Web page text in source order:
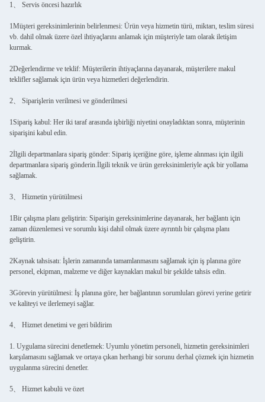
1、 Servis öncesi hazırlık
1Müşteri gereksinimlerinin belirlenmesi: Ürün veya hizmetin türü, miktarı, teslim süresi
vb. dahil olmak üzere özel ihtiyaçlarını anlamak için müşteriyle tam olarak iletişim
kurmak.
2Değerlendirme ve teklif: Müşterilerin ihtiyaçlarına dayanarak, müşterilere makul
teklifler sağlamak için ürün veya hizmetleri değerlendirin.
2、 Siparişlerin verilmesi ve gönderilmesi
1Sipariş kabul: Her iki taraf arasında işbirliği niyetini onayladıktan sonra, müşterinin
siparişini kabul edin.
2İlgili departmanlara sipariş gönder: Sipariş içeriğine göre, işleme alınması için ilgili
departmanlara sipariş gönderin.İlgili teknik ve ürün gereksinimleriyle açık bir yollama
sağlamak.
3、 Hizmetin yürütülmesi
1Bir çalışma planı geliştirin: Siparişin gereksinimlerine dayanarak, her bağlantı için
zaman düzenlemesi ve sorumlu kişi dahil olmak üzere ayrıntılı bir çalışma planı
geliştirin.
2Kaynak tahsisatı: İşlerin zamanında tamamlanmasını sağlamak için iş planına göre
personel, ekipman, malzeme ve diğer kaynakları makul bir şekilde tahsis edin.
3Görevin yürütülmesi: İş planına göre, her bağlantının sorumluları görevi yerine getirir
ve kaliteyi ve ilerlemeyi sağlar.
4、 Hizmet denetimi ve geri bildirim
1. Uygulama sürecini denetlemek: Uyumlu yönetim personeli, hizmetin gereksinimleri
karşılamasını sağlamak ve ortaya çıkan herhangi bir sorunu derhal çözmek için hizmetin
uygulanma sürecini denetler.
5、 Hizmet kabulü ve özet